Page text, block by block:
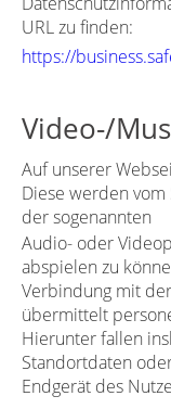
URL zu finden:
https://
Video-/
Auf unserer
Diese werden
der sogenannten
Audio- oder
abspielen zu
Verbindung mit
übermittelt
Hierunter fallen
Standortdaten
Endgerät des